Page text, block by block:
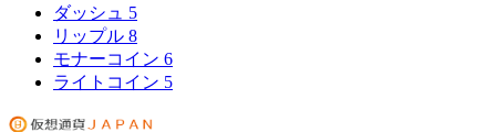
ダッシュ 5
リップル 8
モナーコイン 6
ライトコイン 5